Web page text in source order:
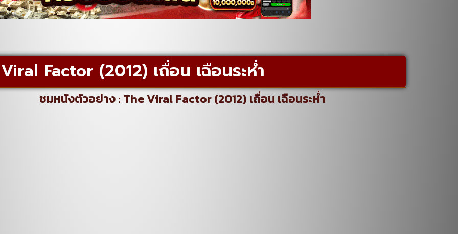
Factor (2012) เถื่อน เฉือนระห่ำ
ชมหนังตัวอย่าง : The Viral Factor (2012) เถื่อน เฉือนระห่ำ